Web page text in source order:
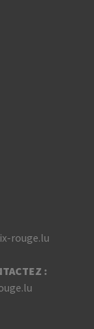
rouge.lu
: